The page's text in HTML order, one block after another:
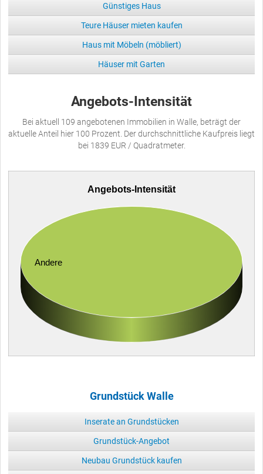
Günstiges Haus
Teure Häuser mieten kaufen
Haus mit Möbeln (möbliert)
Häuser mit Garten
Angebots-Intensität
Bei aktuell 109 angebotenen Immobilien in Walle, beträgt der
aktuelle Anteil hier 100 Prozent. Der durchschnittliche Kaufpreis liegt
bei 1839 EUR / Quadratmeter.
Angebots-Intensität
Andere
Grundstück Walle
Inserate an Grundstücken
Grundstück-Angebot
Neubau Grundstück kaufen